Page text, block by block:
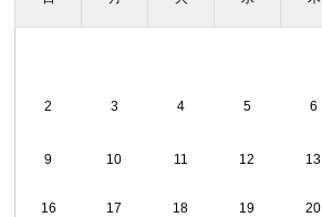
2 3 4 5 6
9 10 11 12 13
16 17 18 19 20